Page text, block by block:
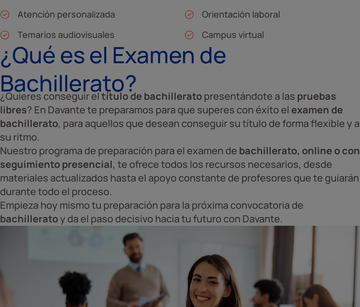
Atención personalizada
Orientación laboral
Temarios audiovisuales
Campus virtual
¿Qué es el Examen de
Bachillerato?
¿Quieres conseguir eltítulo de bachilleratopresentándote a las pruebas
libres? En Davante te preparamos para que superes con éxito el examen de
bachillerato, para aquellos que desean conseguir su título de forma flexible y a
su ritmo.
Nuestro programa de preparación para el examen de bachillerato, online o con
seguimiento presencial, te ofrece todos los recursos necesarios, desde
materiales actualizados hasta el apoyo constante de profesores que te guiarán
durante todo el proceso.
Empieza hoy mismo tu preparación para la próxima convocatoria de
bachilleratoy da el paso decisivo hacia tu futuro con Davante.